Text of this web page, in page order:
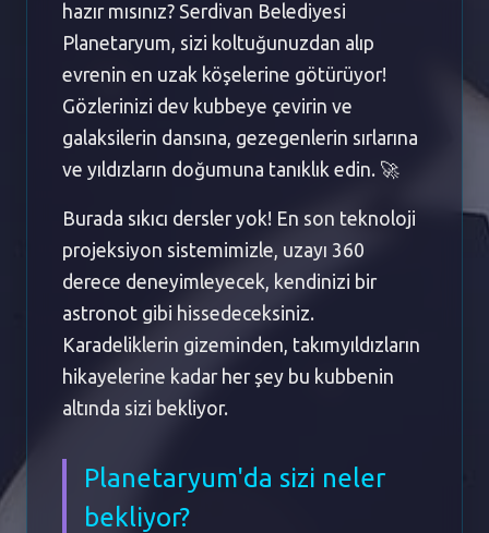
hazır mısınız? Serdivan Belediyesi
Planetaryum, sizi koltuğunuzdan alıp
evrenin en uzak köşelerine götürüyor!
Gözlerinizi dev kubbeye çevirin ve
galaksilerin dansına, gezegenlerin sırlarına
ve yıldızların doğumuna tanıklık edin. 🚀
Burada sıkıcı dersler yok! En son teknoloji
projeksiyon sistemimizle, uzayı 360
derece deneyimleyecek, kendinizi bir
astronot gibi hissedeceksiniz.
Karadeliklerin gizeminden, takımyıldızların
hikayelerine kadar her şey bu kubbenin
altında sizi bekliyor.
Planetaryum'da sizi neler
bekliyor?